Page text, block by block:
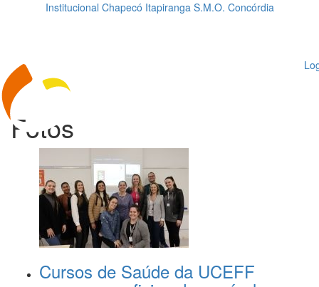
Institucional Chapecó Itapiranga S.M.O. Concórdia
Fotos
Cursos de Saúde da UCEFF